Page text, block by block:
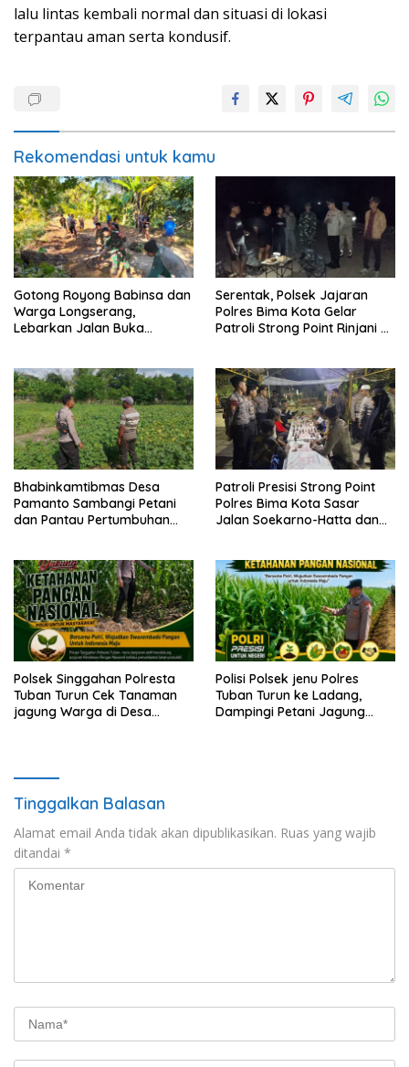
lalu lintas kembali normal dan situasi di lokasi
terpantau aman serta kondusif.
Rekomendasi untuk kamu
Gotong Royong Babinsa dan
Warga Longserang,
Lebarkan Jalan Buka
Serentak, Polsek Jajaran
Polres Bima Kota Gelar
Patroli Strong Point Rinjani di
Bhabinkamtibmas Desa
Pamanto Sambangi Petani
dan Pantau Pertumbuhan
Patroli Presisi Strong Point
Polres Bima Kota Sasar
Jalan Soekarno-Hatta dan
Polsek Singgahan Polresta
Tuban Turun Cek Tanaman
jagung Warga di Desa
Polisi Polsek jenu Polres
Tuban Turun ke Ladang,
Dampingi Petani Jagung
Tinggalkan Balasan
Alamat email Anda tidak akan dipublikasikan. Ruas yang wajib
ditandai *